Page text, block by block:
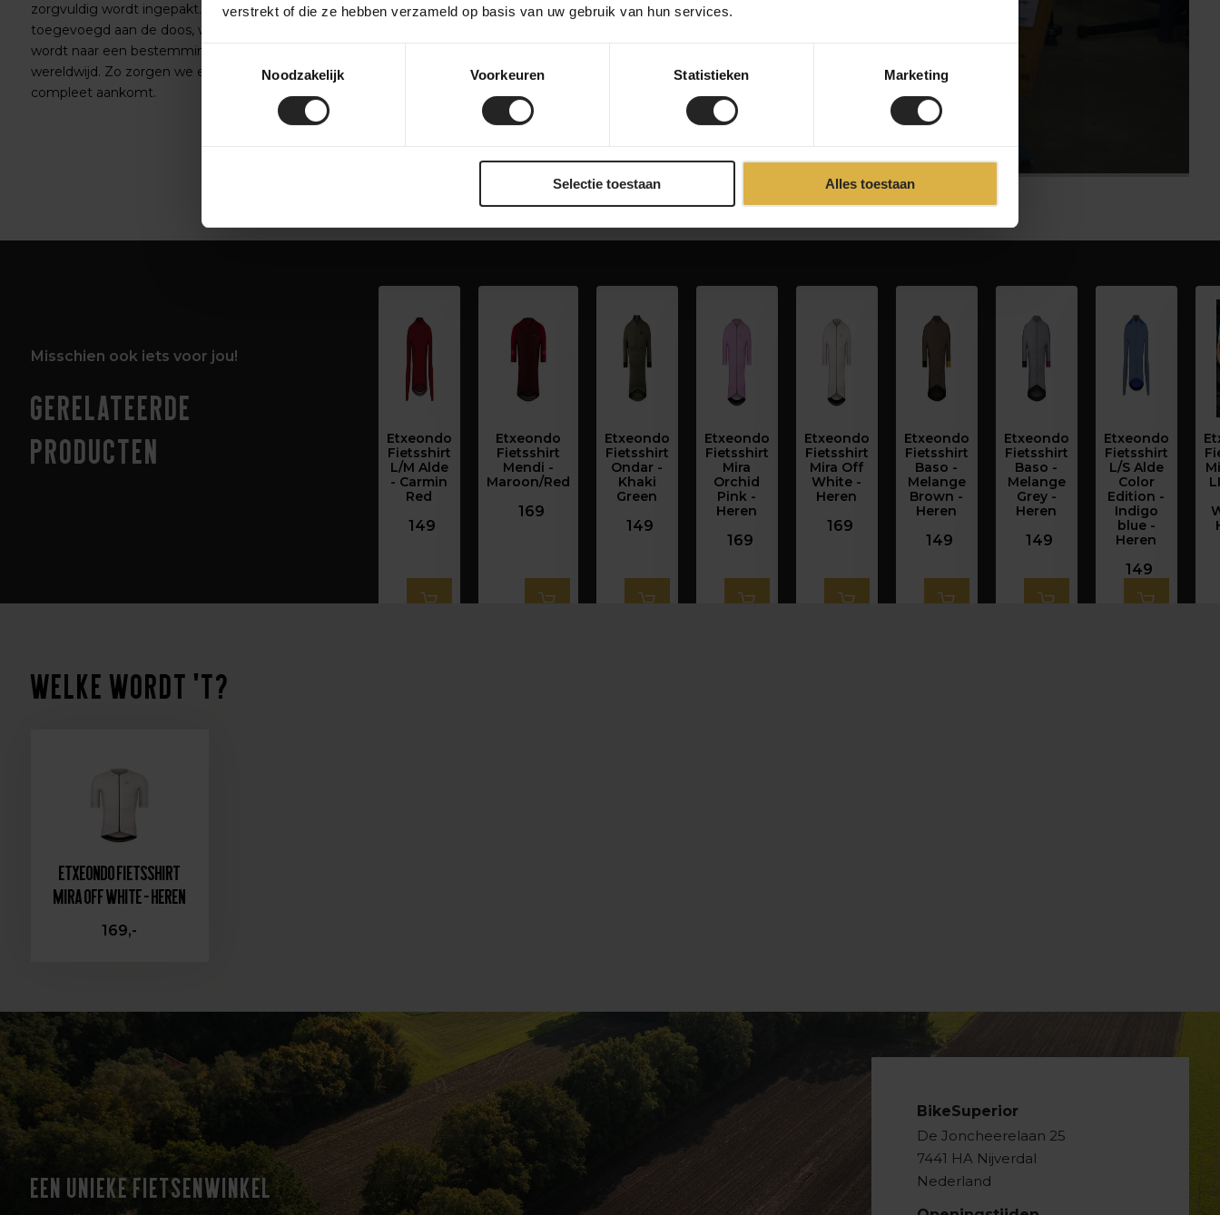
verstrekt of die ze hebben verzameld op basis van uw gebruik van hun services.
Toestemmingsselectie
Noodzakelijk
Voorkeuren Statistieken Marketing
Selectie toestaan Alles toestaan
zorgvuldig wordt ingepakt. Accessoires worden
toegevoegd aan de doos, waarna de fiets verzonden
wordt naar een bestemming in Nederland of
wereldwijd. Zo zorgen we ervoor dat je fiets veilig en
compleet aankomt.
Misschien ook iets voor jou!
Gerelateerde
producten
Etxeondo
Fietsshirt
L/M Alde
- Carmin
Red
149
Etxeondo
Fietsshirt
Mendi -
Maroon/Red
169
Etxeondo
Fietsshirt
Ondar -
Khaki
Green
149
Etxeondo
Fietsshirt
Mira
Orchid
Pink -
Heren
169
Etxeondo
Fietsshirt
Mira Off
White -
Heren
169
Etxeondo
Fietsshirt
Baso -
Melange
Brown -
Heren
149
Etxeondo
Fietsshirt
Baso -
Melange
Grey -
Heren
149
Etxeondo
Fietsshirt
L/S Alde
Color
Edition -
Indigo
blue -
Heren
149
Welke wordt 't?
Etxeondo Fietsshirt
Mira Off White - Heren
169,-
EEN UNIEKE FIETSENWINKEL
BikeSuperior
De Joncheerelaan 25
7441 HA Nijverdal
Nederland